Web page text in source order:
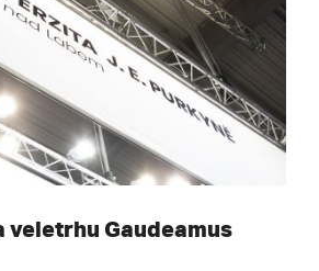
veletrhu Gaudeamus